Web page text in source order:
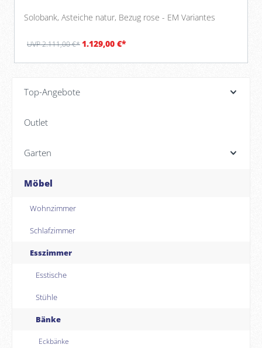
Top-Angebote
Outlet
Garten
Möbel
Wohnzimmer
Schlafzimmer
Esszimmer
Esstische
Stühle
Bänke
Eckbänke
Solobank, Asteiche natur, Bezug rose - EM Variantes
UVP 2.111,00 €*1.129,00 €*